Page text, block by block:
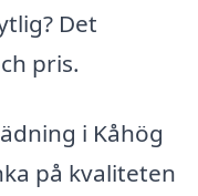
Det
pris.
i Kåhög
på kvaliteten